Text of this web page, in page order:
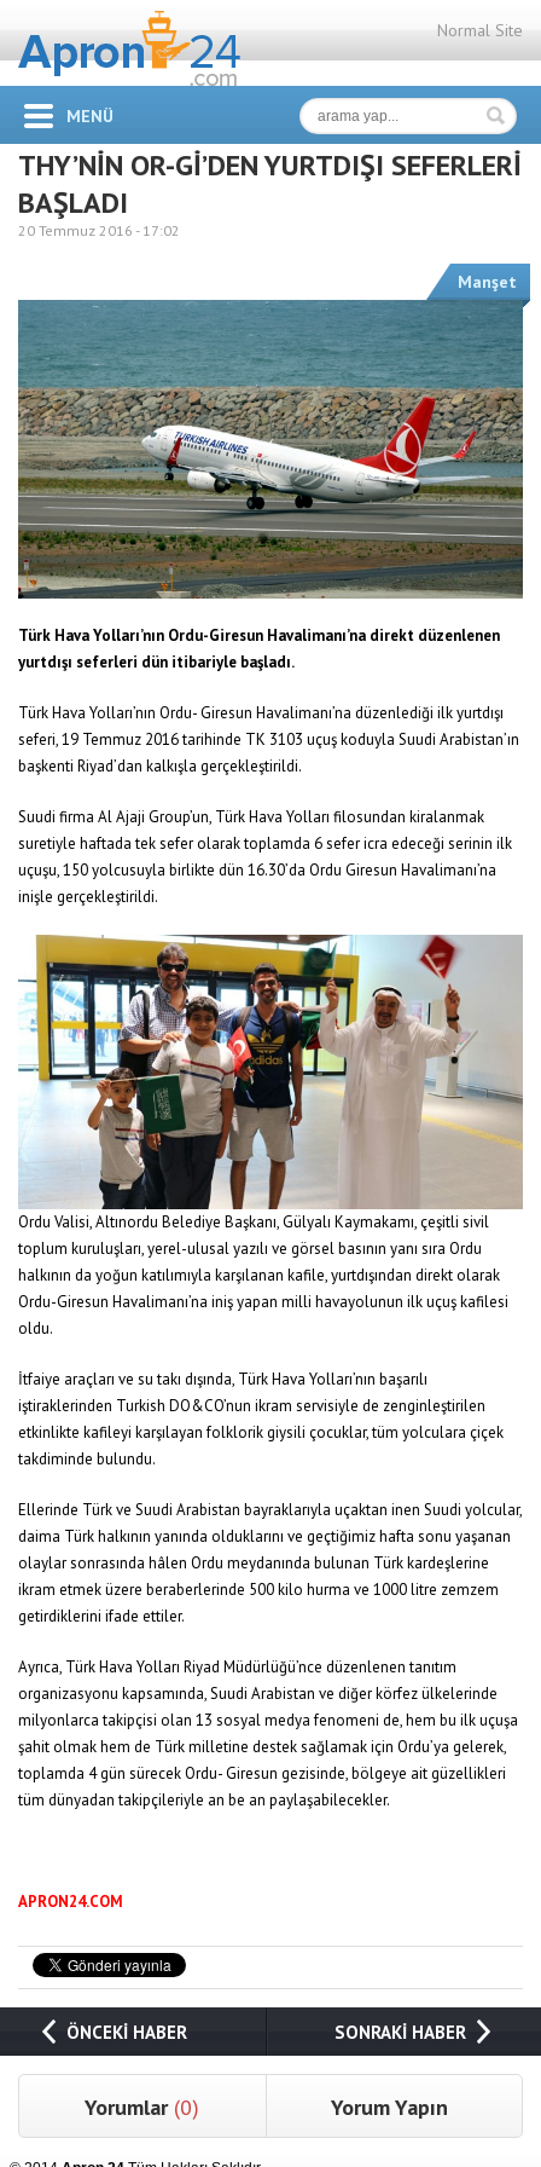
Normal Site
MENÜ
THY’NİN OR-Gİ’DEN YURTDIŞI SEFERLERİ
BAŞLADI
20 Temmuz 2016 - 17:02
Manşet
Türk Hava Yolları’nın Ordu-Giresun Havalimanı’na direkt düzenlenen
yurtdışı seferleri dün itibariyle başladı.
Türk Hava Yolları’nın Ordu- Giresun Havalimanı’na düzenlediği ilk yurtdışı
seferi, 19 Temmuz 2016 tarihinde TK 3103 uçuş koduyla Suudi Arabistan’ın
başkenti Riyad’dan kalkışla gerçekleştirildi.
Suudi firma Al Ajaji Group’un, Türk Hava Yolları filosundan kiralanmak
suretiyle haftada tek sefer olarak toplamda 6 sefer icra edeceği serinin ilk
uçuşu, 150 yolcusuyla birlikte dün 16.30’da Ordu Giresun Havalimanı’na
inişle gerçekleştirildi.
Ordu Valisi, Altınordu Belediye Başkanı, Gülyalı Kaymakamı, çeşitli sivil
toplum kuruluşları, yerel-ulusal yazılı ve görsel basının yanı sıra Ordu
halkının da yoğun katılımıyla karşılanan kafile, yurtdışından direkt olarak
Ordu-Giresun Havalimanı’na iniş yapan milli havayolunun ilk uçuş kafilesi
oldu.
İtfaiye araçları ve su takı dışında, Türk Hava Yolları’nın başarılı
iştiraklerinden Turkish DO&CO’nun ikram servisiyle de zenginleştirilen
etkinlikte kafileyi karşılayan folklorik giysili çocuklar, tüm yolculara çiçek
takdiminde bulundu.
Ellerinde Türk ve Suudi Arabistan bayraklarıyla uçaktan inen Suudi yolcular,
daima Türk halkının yanında olduklarını ve geçtiğimiz hafta sonu yaşanan
olaylar sonrasında hâlen Ordu meydanında bulunan Türk kardeşlerine
ikram etmek üzere beraberlerinde 500 kilo hurma ve 1000 litre zemzem
getirdiklerini ifade ettiler.
Ayrıca, Türk Hava Yolları Riyad Müdürlüğü’nce düzenlenen tanıtım
organizasyonu kapsamında, Suudi Arabistan ve diğer körfez ülkelerinde
milyonlarca takipçisi olan 13 sosyal medya fenomeni de, hem bu ilk uçuşa
şahit olmak hem de Türk milletine destek sağlamak için Ordu’ya gelerek,
toplamda 4 gün sürecek Ordu- Giresun gezisinde, bölgeye ait güzellikleri
tüm dünyadan takipçileriyle an be an paylaşabilecekler.
APRON24.COM
ÖNCEKİ HABER SONRAKİ HABER
Yorumlar (0) Yorum Yapın